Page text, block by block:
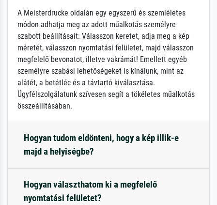
A Meisterdrucke oldalán egy egyszerű és szemléletes
módon adhatja meg az adott műalkotás személyre
szabott beállításait: Válasszon keretet, adja meg a kép
méretét, válasszon nyomtatási felületet, majd válasszon
megfelelő bevonatot, illetve vakrámát! Emellett egyéb
személyre szabási lehetőségeket is kínálunk, mint az
alátét, a betétléc és a távtartó kiválasztása.
Ügyfélszolgálatunk szívesen segít a tökéletes műalkotás
összeállításában.
Hogyan tudom eldönteni, hogy a kép illik-e
majd a helyiségbe?
Hogyan választhatom ki a megfelelő
nyomtatási felületet?